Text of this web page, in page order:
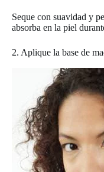
Seque con suavidad y
absorba en la piel
2. Aplique la base de